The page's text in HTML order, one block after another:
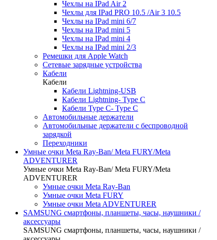
Чехлы на IPad Air 2
Чехлы для IPad PRO 10.5 /Air 3 10.5
Чехлы на IPad mini 6/7
Чехлы на IPad mini 5
Чехлы на IPad mini 4
Чехлы на IPad mini 2/3
Ремешки для Apple Watch
Сетевые зарядные устройства
Кабели
Кабели
Кабели Lightning-USB
Кабели Lightning- Type C
Кабели Type C- Type C
Автомобильные держатели
Автомобильные держатели с беспроводной
зарядкой
Переходники
Умные очки Meta Ray-Ban/ Meta FURY/Meta
ADVENTURER
Умные очки Meta Ray-Ban/ Meta FURY/Meta
ADVENTURER
Умные очки Meta Ray-Ban
Умные очки Meta FURY
Умные очки Meta ADVENTURER
SAMSUNG cмартфоны, планшеты, часы, наушники /
аксессуары
SAMSUNG cмартфоны, планшеты, часы, наушники /